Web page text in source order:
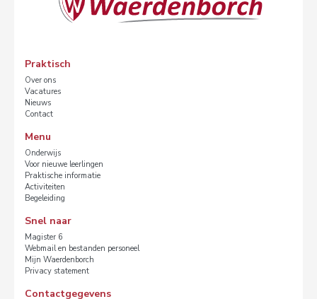
Praktisch
Over ons
Vacatures
Nieuws
Contact
Menu
Onderwijs
Voor nieuwe leerlingen
Praktische informatie
Activiteiten
Begeleiding
Snel naar
Magister 6
Webmail en bestanden personeel
Mijn Waerdenborch
Privacy statement
Contactgegevens